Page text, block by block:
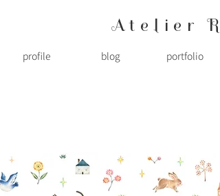
profile blog portfolio
Atelier